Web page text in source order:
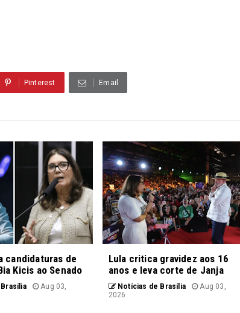
Pinterest Email
candidaturas de
Kicis ao Senado
Aug 03,
Lula critica gravidez aos 16
anos e leva corte de Janja
Notícias de Brasília
Aug 03,
2026